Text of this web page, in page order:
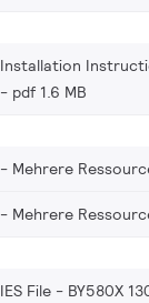
Installation
pdf 1.6 MB
Mehrere
Mehrere
IES File - BY580X